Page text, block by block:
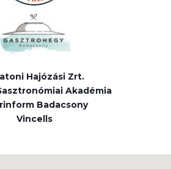
Hajózási Zrt.
Akadémia
Badacsony
Vincells